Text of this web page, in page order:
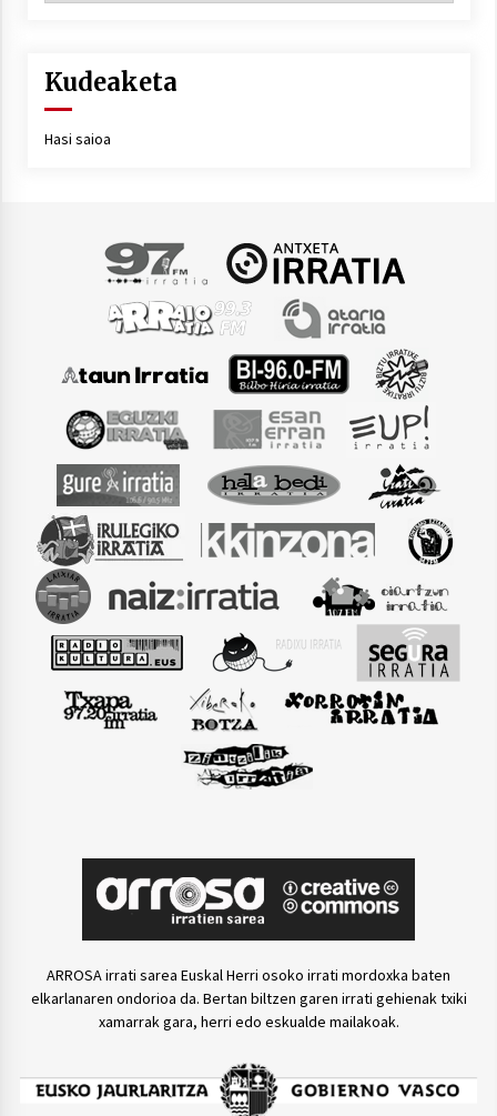
EHZtik
Arrosaren laburpen bideoa Hamaika
Telebistaren eskutik
2021/06/30
Kudeaketa
Hasi saioa
ARROSA irrati sarea Euskal Herri osoko irrati mordoxka baten
elkarlanaren ondorioa da. Bertan biltzen garen irrati gehienak txiki
xamarrak gara, herri edo eskualde mailakoak.